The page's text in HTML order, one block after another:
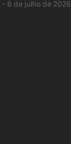
6 de julho de 2026